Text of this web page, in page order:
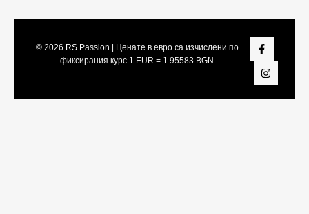
© 2026 RS Passion | Ценате в евро са изчислени по
фиксирания курс 1 EUR = 1.95583 BGN